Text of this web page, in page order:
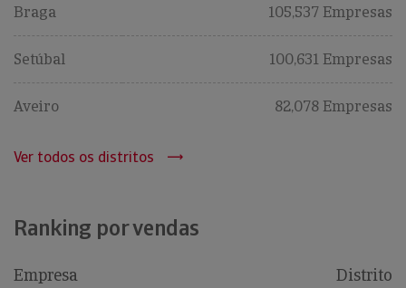
Braga 105,537 Empresas
Setúbal 100,631 Empresas
Aveiro 82,078 Empresas
Ver todos os distritos
Ranking por vendas
Empresa Distrito